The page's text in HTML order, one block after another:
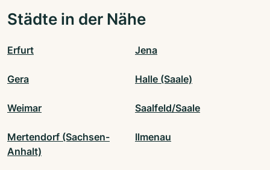
Städte in der Nähe
Erfurt Jena
Gera Halle (Saale)
Weimar Saalfeld/Saale
Mertendorf (Sachsen-
Anhalt)
Ilmenau